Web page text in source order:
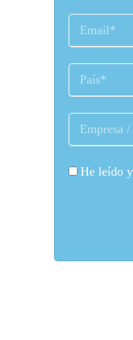
He leído